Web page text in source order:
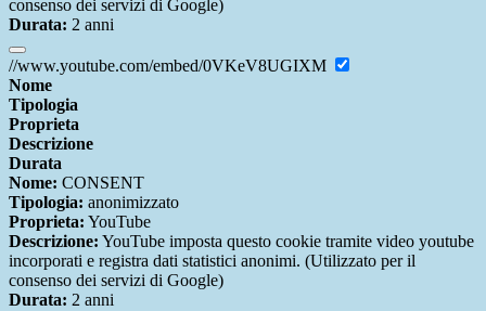
consenso dei servizi di Google)
Durata: 2 anni
//www.youtube.com/embed/0VKeV8UGIXM
Nome
Tipologia
Proprieta
Descrizione
Durata
Nome: CONSENT
Tipologia: anonimizzato
Proprieta: YouTube
Descrizione: YouTube imposta questo cookie tramite video youtube
incorporati e registra dati statistici anonimi. (Utilizzato per il
consenso dei servizi di Google)
Durata: 2 anni